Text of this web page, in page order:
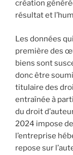
création
résultat et
Les données
première des
biens sont
donc être
titulaire des
entraînée à
du droit
2024 impose
l’entreprise
repose sur